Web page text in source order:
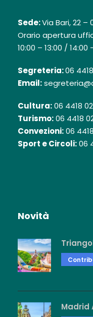
Sede:Via Bari, 22 –
Orario apertura
10:00 – 13:00 / 14:00
Segreteria:06
Email:
Cultura:06 4418
Turismo:06 4418
Convezioni:06
Sport e Circoli:06
Novità
Madrid